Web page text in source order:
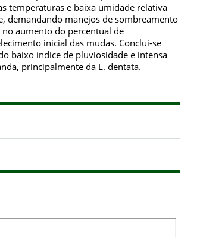
temperaturas e baixa umidade relativa
demandando manejos de sombreamento
aumento do percentual de
inicial das mudas. Conclui-se
baixo índice de pluviosidade e intensa
principalmente da L. dentata.